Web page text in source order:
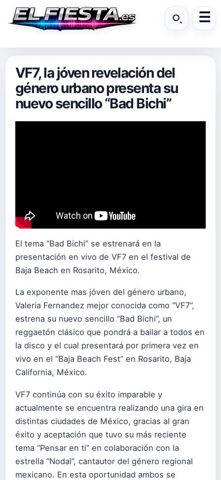
VF7, la jóven revelación del
género urbano presenta su
nuevo sencillo “Bad Bichi”
El tema “Bad Bichi” se estrenará en la
presentación en vivo de VF7 en el festival de
Baja Beach en Rosarito, México.
La exponente mas jóven del género urbano,
Valeria Fernandez mejor conocida como “VF7”,
estrena su nuevo sencillo “Bad Bichi”, un
reggaetón clásico que pondrá a bailar a todos en
la disco y el cual presentará por primera vez en
vivo en el “Baja Beach Fest” en Rosarito, Baja
California, México.
VF7 continúa con su éxito imparable y
actualmente se encuentra realizando una gira en
distintas ciudades de México, gracias al gran
éxito y aceptación que tuvo su más reciente
tema “Pensar en ti” en colaboración con la
estrella “Nodal”, cantautor del género regional
mexicano. En esta oportunidad ambos se